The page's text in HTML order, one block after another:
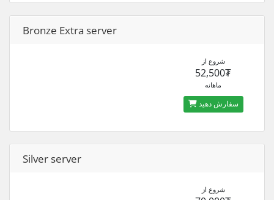
Bronze Extra server
شروع از
52,500₮
ماهانه
سفارش دهید
Silver server
شروع از